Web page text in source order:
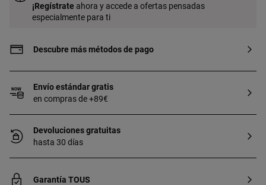
¡Regístrate ahora y accede a ofertas pensadas
especialmente para ti
Descubre más métodos de pago
Envío estándar gratis
en compras de +89€
Devoluciones gratuitas
hasta 30 días
Garantía TOUS